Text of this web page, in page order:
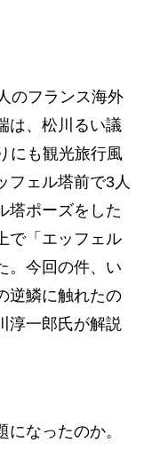
のフランス海外
は、松川るい議
にも観光旅行風
フェル塔前で3人
塔ポーズをした
で「エッフェル
。今回の件、い
逆鱗に触れたの
淳一郎氏が解説
なったのか。